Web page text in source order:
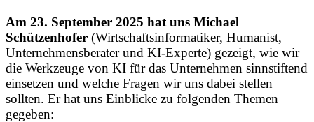
Am 23. September 2025 hat uns Michael
Schützenhofer (Wirtschaftsinformatiker, Humanist,
Unternehmensberater und KI-Experte) gezeigt, wie wir
die Werkzeuge von KI für das Unternehmen sinnstiftend
einsetzen und welche Fragen wir uns dabei stellen
sollten. Er hat uns Einblicke zu folgenden Themen
gegeben: